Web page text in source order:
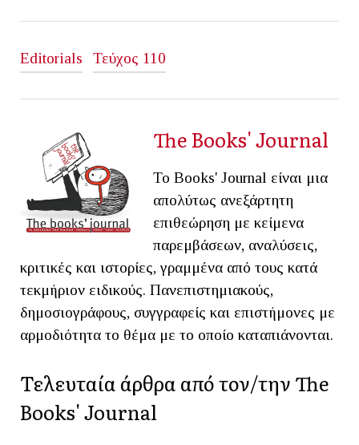
Editorials Τεύχος 110
The Books' Journal
Το Books' Journal είναι μια
απολύτως ανεξάρτητη
επιθεώρηση με κείμενα
παρεμβάσεων, αναλύσεις,
κριτικές και ιστορίες, γραμμένα από τους κατά
τεκμήριον ειδικούς. Πανεπιστημιακούς,
δημοσιογράφους, συγγραφείς και επιστήμονες με
αρμοδιότητα το θέμα με το οποίο καταπιάνονται.
Τελευταία άρθρα από τον/την The
Books' Journal